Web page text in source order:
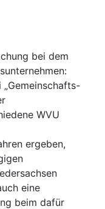
bei dem
WVU
ergeben,
eine
beim dafür